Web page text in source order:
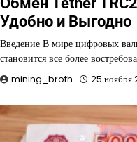
Удобно и Выгодно
Введение В мире цифровых
становится все более
mining_broth 25 ноября